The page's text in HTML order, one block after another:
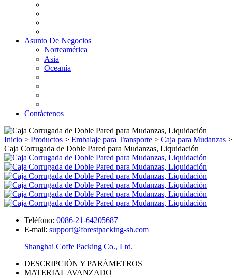
Asunto De Negocios
Norteamérica
Asia
Oceanía
Contáctenos
Inicio > Productos > Embalaje para Transporte > Caja para Mudanzas >
Caja Corrugada de Doble Pared para Mudanzas, Liquidación
Teléfono: 0086-21-64205687
E-mail: support@forestpacking-sh.com
Shanghai Coffe Packing Co., Ltd.
DESCRIPCIÓN Y PARÁMETROS
MATERIAL AVANZADO